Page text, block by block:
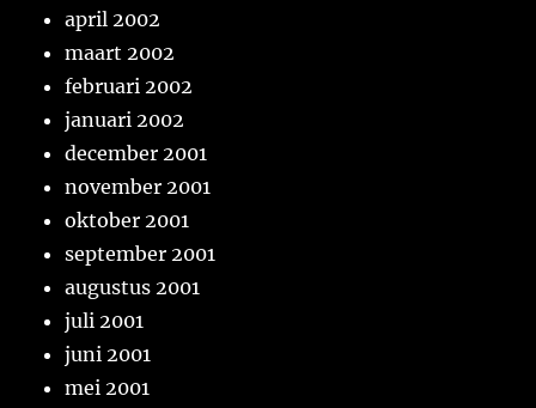
april 2002
maart 2002
februari 2002
januari 2002
december 2001
november 2001
oktober 2001
september 2001
augustus 2001
juli 2001
juni 2001
mei 2001